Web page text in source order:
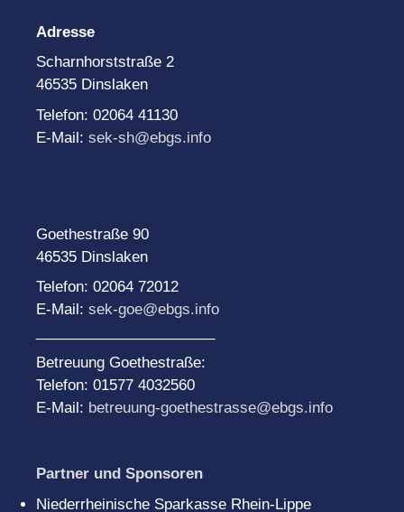
Adresse
Scharnhorststraße 2
46535 Dinslaken
Telefon: 02064 41130
E-Mail: sek-sh@ebgs.info
Goethestraße 90
46535 Dinslaken
Telefon: 02064 72012
E-Mail: sek-goe@ebgs.info
Betreuung Goethestraße:
Telefon: 01577 4032560
E-Mail: betreuung-goethestrasse@ebgs.info
Partner und Sponsoren
Niederrheinische Sparkasse Rhein-Lippe